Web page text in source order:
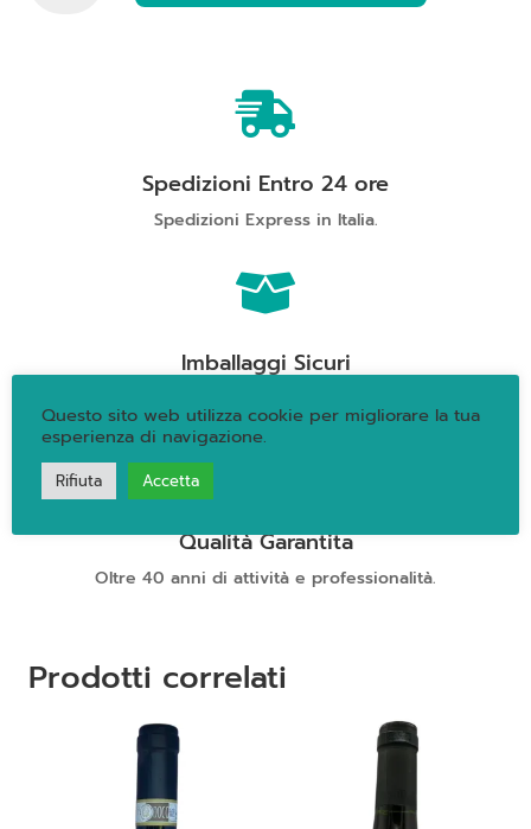

Spedizioni Entro 24 ore
Spedizioni Express in Italia.

Imballaggi Sicuri
Qualità Garantita
Oltre 40 anni di attività e professionalità.
Prodotti correlati
Questo sito web utilizza cookie per migliorare la tua
esperienza di navigazione.
Rifiuta Accetta